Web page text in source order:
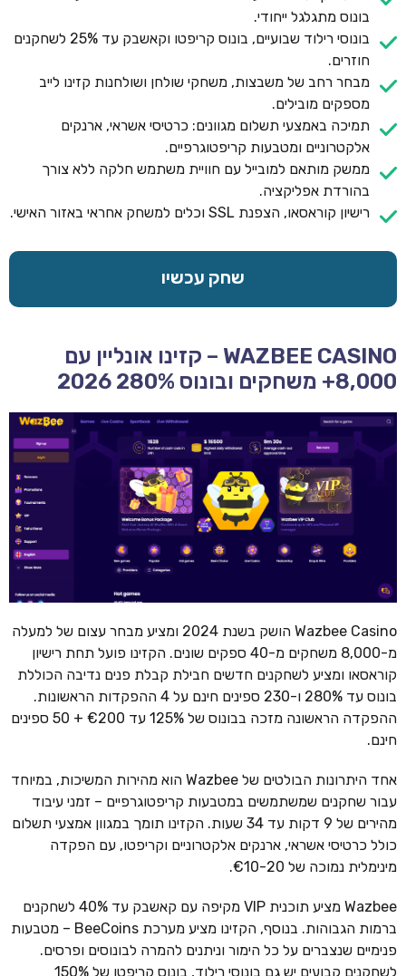
בונוס מתגלגל ייחודי.
בונוסי רילוד שבועיים, בונוס קריפטו וקאשבק עד 25% לשחקנים
חוזרים.
מבחר רחב של משבצות, משחקי שולחן ושולחנות קזינו לייב
מספקים מובילים.
תמיכה באמצעי תשלום מגוונים: כרטיסי אשראי, ארנקים
אלקטרוניים ומטבעות קריפטוגרפיים.
ממשק מותאם למובייל עם חוויית משתמש חלקה ללא צורך
בהורדת אפליקציה.
רישיון קוראסאו, הצפנת SSL וכלים למשחק אחראי באזור האישי.
שחק עכשיו
WAZBEE CASINO – קזינו אונליין עם
8,000+ משחקים ובונוס 280% 2026
Wazbee Casino הושק בשנת 2024 ומציע מבחר עצום של למעלה
מ-8,000 משחקים מ-40 ספקים שונים. הקזינו פועל תחת רישיון
קוראסאו ומציע לשחקנים חדשים חבילת קבלת פנים נדיבה הכוללת
בונוס עד 280% ו-230 ספינים חינם על 4 ההפקדות הראשונות.
ההפקדה הראשונה מזכה בבונוס של 125% עד €200 + 50 ספינים
חינם.
אחד היתרונות הבולטים של Wazbee הוא מהירות המשיכות, במיוחד
עבור שחקנים שמשתמשים במטבעות קריפטוגרפיים – זמני עיבוד
מהירים של 9 דקות עד 34 שעות. הקזינו תומך במגוון אמצעי תשלום
כולל כרטיסי אשראי, ארנקים אלקטרוניים וקריפטו, עם הפקדה
מינימלית נמוכה של €10-20.
Wazbee מציע תוכנית VIP מקיפה עם קאשבק עד 40% לשחקנים
ברמות הגבוהות. בנוסף, הקזינו מציע מערכת BeeCoins – מטבעות
פנימיים שנצברים על כל הימור וניתנים להמרה לבונוסים ופרסים.
לשחקנים קבועים יש גם בונוסי רילוד, בונוס קריפטו של 150%